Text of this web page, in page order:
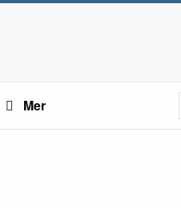
Mer